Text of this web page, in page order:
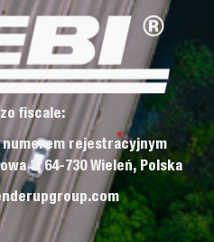
fiscale:
numerem rejestracyjnym
3, 64-730 Wieleń, Polska